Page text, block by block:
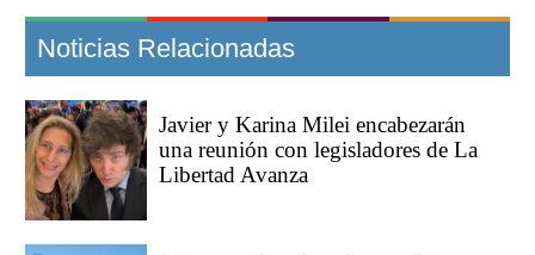
Noticias Relacionadas
Javier y Karina Milei encabezarán
una reunión con legisladores de La
Libertad Avanza